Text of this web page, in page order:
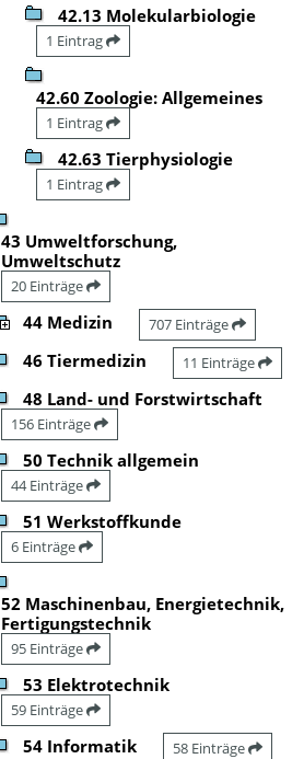
42.13 Molekularbiologie
1 Eintrag
42.60 Zoologie: Allgemeines
1 Eintrag
42.63 Tierphysiologie
1 Eintrag
43 Umweltforschung,
Umweltschutz
20 Einträge
44 Medizin 707 Einträge
46 Tiermedizin 11 Einträge
48 Land- und Forstwirtschaft
156 Einträge
50 Technik allgemein
44 Einträge
51 Werkstoffkunde
6 Einträge
52 Maschinenbau, Energietechnik,
Fertigungstechnik
95 Einträge
53 Elektrotechnik
59 Einträge
54 Informatik 58 Einträge